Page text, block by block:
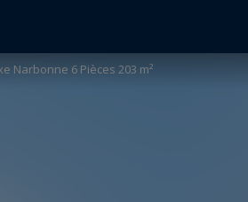
Narbonne 6 Pièces 203 m²